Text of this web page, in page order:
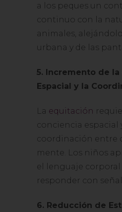
a los peques un
continuo con la
animales,
urbana y de las
5. Incremento de la
Espacial y la
La equitación
conciencia espacial
coordinación entre
mente. Los niños
el lenguaje corporal
responder con
6. Reducción de